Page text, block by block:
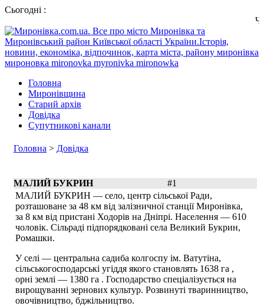
Сьогодні :
Головна
Миронівщина
Старий архів
Довідка
Супутникові канали
Головна > Довідка
МАЛИЙ БУКРИН
#1
МАЛИЙ БУКРИН — село, центр сільської Ради,
розташоване за 48 км від залізничної станції Миронівка,
за 8 км від пристані Ходорів на Дніпрі. Населення — 610
чоловік. Сільраді підпорядковані села Великий Букрин,
Ромашки.
У селі — центральна садиба колгоспу ім. Ватутіна,
сільськогосподарські угіддя якого становлять 1638 га ,
орні землі — 1380 га . Господарство спеціалізується на
вирощуванні зернових культур. Розвинуті тваринництво,
овочівництво, бджільництво.